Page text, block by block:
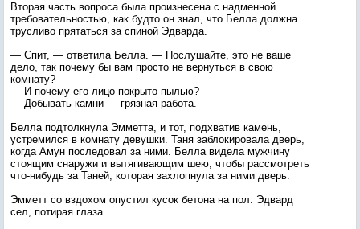
Вторая часть вопроса была произнесена с надменной
требовательностью, как будто он знал, что Белла должна
трусливо прятаться за спиной Эдварда.
— Спит, — ответила Белла. — Послушайте, это не ваше
дело, так почему бы вам просто не вернуться в свою
комнату?
— И почему его лицо покрыто пылью?
— Добывать камни — грязная работа.
Белла подтолкнула Эмметта, и тот, подхватив камень,
устремился в комнату девушки. Таня заблокировала дверь,
когда Амун последовал за ними. Белла видела мужчину
стоящим снаружи и вытягивающим шею, чтобы рассмотреть
что-нибудь за Таней, которая захлопнула за ними дверь.
Эмметт со вздохом опустил кусок бетона на пол. Эдвард
сел, потирая глаза.